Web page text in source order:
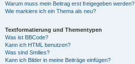
Warum muss mein Beitrag erst freigegeben werden?
Wie markiere ich ein Thema als neu?
Textformatierung und Thementypen
Was ist BBCode?
Kann ich HTML benutzen?
Was sind Smilies?
Kann ich Bilder in meine Beiträge einfügen?